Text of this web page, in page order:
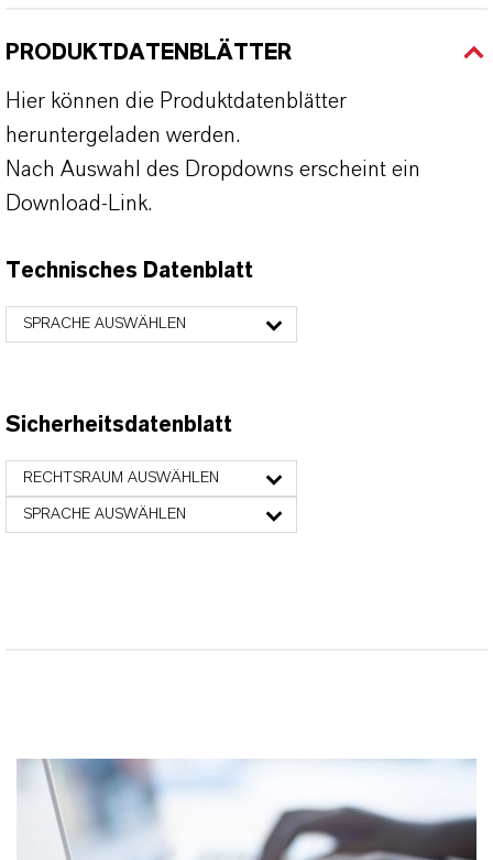
PRODUKTDATENBLÄTTER
Hier können die Produktdatenblätter
heruntergeladen werden.
Nach Auswahl des Dropdowns erscheint ein
Download-Link.
Technisches Datenblatt
SPRACHE AUSWÄHLEN
Sicherheitsdatenblatt
RECHTSRAUM AUSWÄHLEN
SPRACHE AUSWÄHLEN